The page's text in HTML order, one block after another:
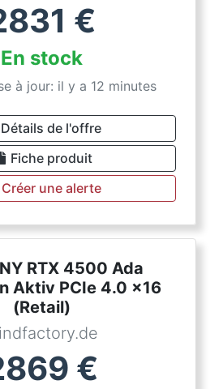
€
En stock
à jour: il y a 12 minutes
Détails de l'offre
Fiche produit
Créer une alerte
RTX 4500 Ada
Aktiv PCIe 4.0 x16
(Retail)
€